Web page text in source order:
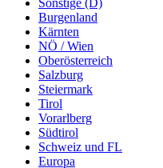
Burgenland
Kärnten
NÖ / Wien
Oberösterreich
Salzburg
Steiermark
Tirol
Vorarlberg
Südtirol
Schweiz und FL
Europa